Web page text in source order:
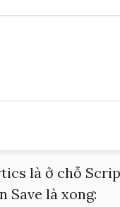
là ở chỗ
Save là xong: